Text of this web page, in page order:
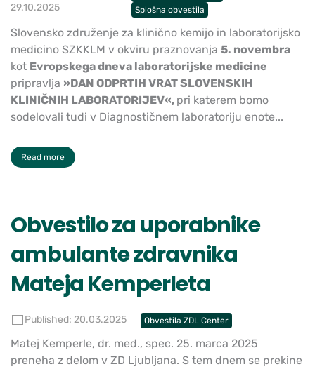
29.10.2025
Splošna obvestila
Slovensko združenje za klinično kemijo in laboratorijsko
medicino SZKKLM v okviru praznovanja 5. novembra
kot Evropskega dneva laboratorijske medicine
pripravlja »DAN ODPRTIH VRAT SLOVENSKIH
KLINIČNIH LABORATORIJEV«, pri katerem bomo
sodelovali tudi v Diagnostičnem laboratoriju enote...
Read more
Obvestilo za uporabnike
ambulante zdravnika
Mateja Kemperleta
Published: 20.03.2025 Obvestila ZDL Center
Matej Kemperle, dr. med., spec. 25. marca 2025
preneha z delom v ZD Ljubljana. S tem dnem se prekine